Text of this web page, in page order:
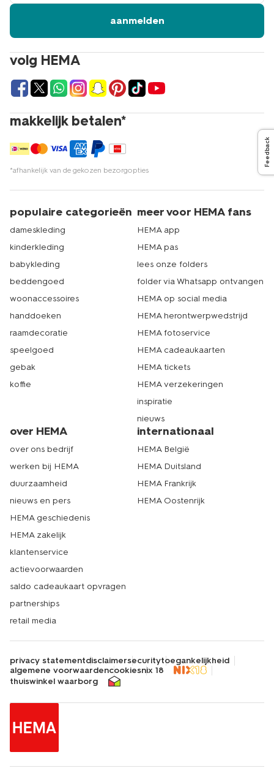
volg HEMA
makkelijk betalen*
*afhankelijk van de gekozen bezorgopties
aanmelden
populaire categorieën
dameskleding
kinderkleding
babykleding
beddengoed
woonaccessoires
handdoeken
raamdecoratie
speelgoed
gebak
koffie
meer voor HEMA fans
HEMA app
HEMA pas
lees onze folders
folder via Whatsapp ontvangen
HEMA op social media
HEMA herontwerpwedstrijd
HEMA fotoservice
HEMA cadeaukaarten
HEMA tickets
HEMA verzekeringen
inspiratie
nieuws
over HEMA
over ons bedrijf
werken bij HEMA
duurzaamheid
nieuws en pers
HEMA geschiedenis
HEMA zakelijk
klantenservice
actievoorwaarden
saldo cadeaukaart opvragen
partnerships
retail media
internationaal
HEMA België
HEMA Duitsland
HEMA Frankrijk
HEMA Oostenrijk
privacy statementdisclaimersecuritytoegankelijkheid
algemene voorwaardencookiesnix 18
thuiswinkel waarborg
Feedback